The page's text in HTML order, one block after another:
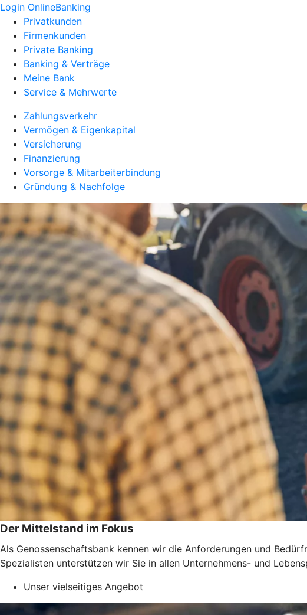
Login OnlineBanking
Privatkunden
Firmenkunden
Private Banking
Banking & Verträge
Meine Bank
Service & Mehrwerte
Zahlungsverkehr
Vermögen & Eigenkapital
Versicherung
Finanzierung
Vorsorge & Mitarbeiterbindung
Gründung & Nachfolge
Der Mittelstand im Fokus
Als Genossenschaftsbank kennen wir die Anforderungen und
Spezialisten unterstützen wir Sie in allen Unternehmens- und
Unser vielseitiges Angebot